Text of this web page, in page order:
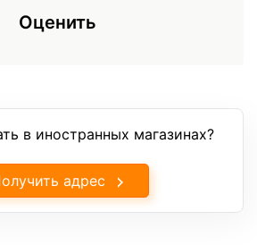
Оценить
в иностранных магазинах?
адрес